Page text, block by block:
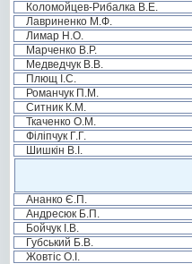
Коломойцев-Рибалка В.Е.
Лавриненко М.Ф.
Лимар Н.О.
Марченко В.Р.
Медведчук В.В.
Плющ І.С.
Романчук П.М.
Ситник К.М.
Ткаченко О.М.
Філіпчук Г.Г.
Шишкін В.І.
Ананко Є.П.
Андресюк Б.П.
Бойчук І.В.
Губський Б.В.
Жовтіс О.І.